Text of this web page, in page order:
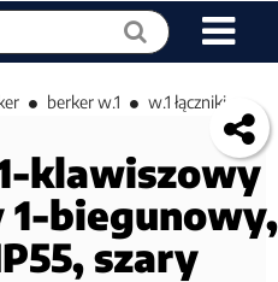
berker w.1 w.1 łączniki
klawiszowy
biegunowy,
szary